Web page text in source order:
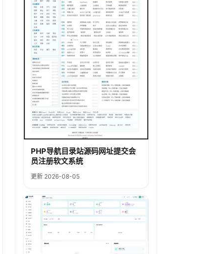
PHP导航目录站源码网址提交会
员注册软文系统
更新 2026-08-05